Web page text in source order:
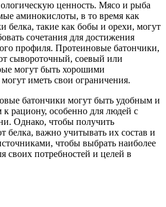
ценность. Мясо и рыба
аминокислоты, в то время как
белка, такие как бобы и орехи, могут
сочетания для достижения
профиля. Протеиновые батончики,
сывороточный, соевый или
могут быть хорошими
иметь свои ограничения.
батончики могут быть удобным и
рациону, особенно для людей с
Однако, чтобы получить
белка, важно учитывать их состав и
чтобы выбрать наиболее
своих потребностей и целей в